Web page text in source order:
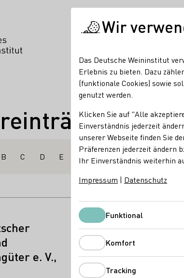
B C D E F H J
e. V.,
Vereinigung deutscher
Wir
Das Deutsche Weininstitut
Erlebnis zu bieten. Dazu
(funktionale Cookies) sowie
genutzt werden.
Klicken Sie auf "Alle
Einverständnis jederzeit
unserer Webseite finden Sie
Präferenzen jederzeit ändern
Ihr Einverständnis weiterhin
Impressum | Datenschutz
FunktionalFunktional
Komfort
Tracking